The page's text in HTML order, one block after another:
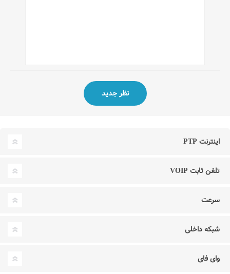
اینترنت PTP
تلفن ثابت VOIP
سرعت
شبکه داخلی
وای فای